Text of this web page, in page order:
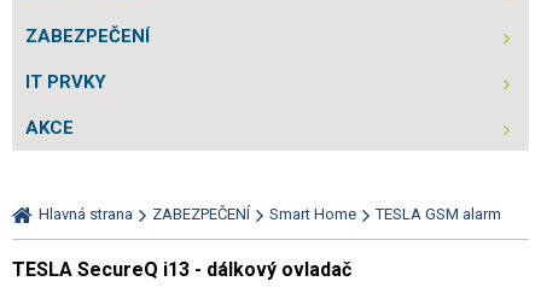
ZABEZPEČENÍ
IT PRVKY
AKCE
Hlavná strana ZABEZPEČENÍ Smart Home TESLA GSM alarm
TESLA SecureQ i13 - dálkový ovladač